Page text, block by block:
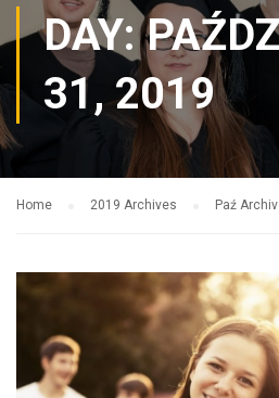
DAY:
31, 2019
Home 2019 Archives Paź